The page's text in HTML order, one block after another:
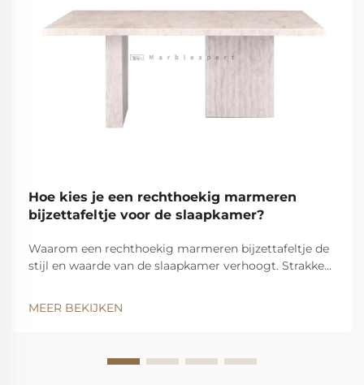
Hoe kies je een rechthoekig marmeren
bijzettafeltje voor de slaapkamer?
Waarom een rechthoekig marmeren bijzettafeltje de
stijl en waarde van de slaapkamer verhoogt. Strakke
een moderne slaapkamer. Rechthoekige tafels geven
MEER BEKIJKEN